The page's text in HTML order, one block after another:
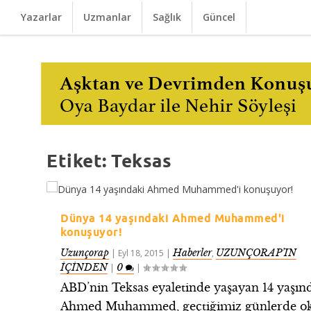
Yazarlar Uzmanlar Sağlık Güncel
Etiket:Teksas
Dünya 14 yaşındaki Ahmed Muhammed'i
konuşuyor!
Uzunçorap | Eyl 18, 2015 |Haberler, UZUNÇORAP’IN
İÇİNDEN| 0 |
ABD’nin Teksas eyaletinde yaşayan 14
Ahmed Muhammed, geçtiğimiz günlerde